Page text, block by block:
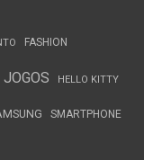
FASHION
HELLO KITTY
SMARTPHONE